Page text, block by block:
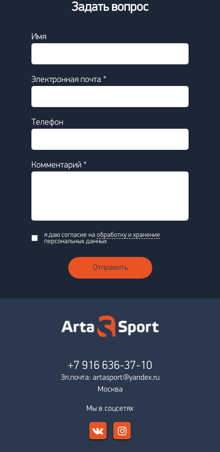
Задать вопрос
Имя
Электронная почта *
Телефон
Комментарий *
я даю согласие на обработку и хранение
персональных данных
Отправить
+7 916 636-37-10
Эл.почта: artasport@yandex.ru
Москва
Мы в соцсетях